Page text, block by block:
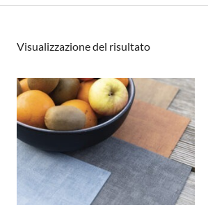
Visualizzazione del risultato